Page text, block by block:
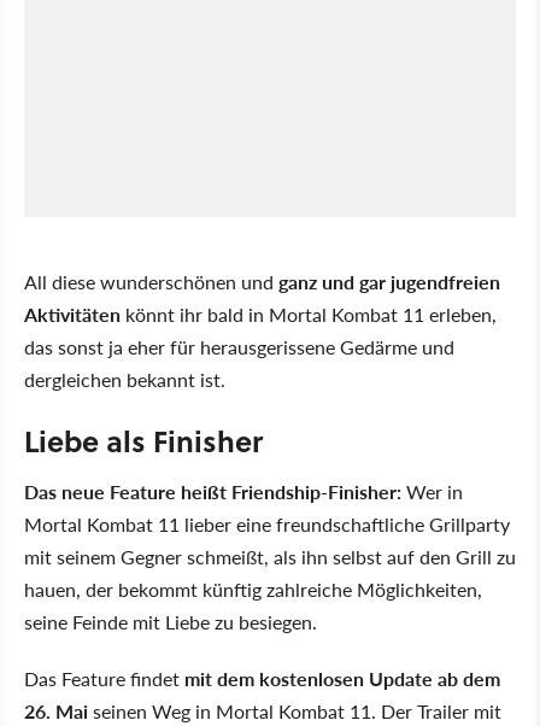
All diese wunderschönen und ganz und gar jugendfreien
Aktivitäten könnt ihr bald in Mortal Kombat 11 erleben,
das sonst ja eher für herausgerissene Gedärme und
dergleichen bekannt ist.
Liebe als Finisher
Das neue Feature heißt Friendship-Finisher:Wer in
Mortal Kombat 11 lieber eine freundschaftliche Grillparty
mit seinem Gegner schmeißt, als ihn selbst auf den Grill zu
hauen, der bekommt künftig zahlreiche Möglichkeiten,
seine Feinde mit Liebe zu besiegen.
Das Feature findet mit dem kostenlosen Update ab dem
26. Maiseinen Weg in Mortal Kombat 11. Der Trailer mit